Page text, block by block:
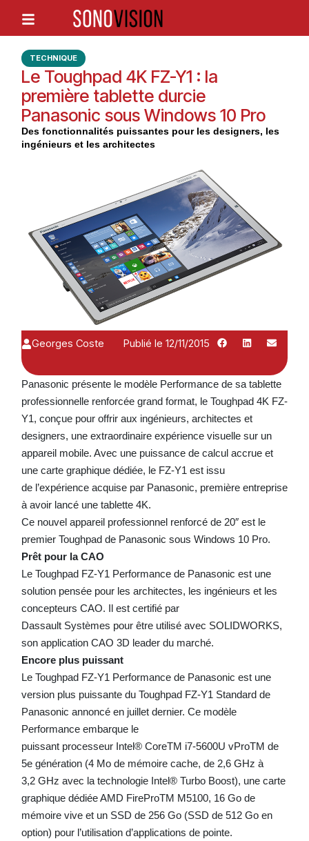
TECHNIQUE
Le Toughpad 4K FZ-Y1 : la
première tablette durcie
Panasonic sous Windows 10 Pro
Des fonctionnalités puissantes pour les designers, les
ingénieurs et les architectes
Georges Coste Publié le 12/11/2015
Panasonic présente le modèle Performance de sa tablette
professionnelle renforcée grand format, le Toughpad 4K FZ-
Y1, conçue pour offrir aux ingénieurs, architectes et
designers, une extraordinaire expérience visuelle sur un
appareil mobile. Avec une puissance de calcul accrue et
une carte graphique dédiée, le FZ-Y1 est issu
de l’expérience acquise par Panasonic, première entreprise
à avoir lancé une tablette 4K.
Ce nouvel appareil professionnel renforcé de 20″ est le
premier Toughpad de Panasonic sous Windows 10 Pro.
Prêt pour la CAO
Le Toughpad FZ-Y1 Performance de Panasonic est une
solution pensée pour les architectes, les ingénieurs et les
concepteurs CAO. Il est certifié par
Dassault Systèmes pour être utilisé avec SOLIDWORKS,
son application CAO 3D leader du marché.
Encore plus puissant
Le Toughpad FZ-Y1 Performance de Panasonic est une
version plus puissante du Toughpad FZ-Y1 Standard de
Panasonic annoncé en juillet dernier. Ce modèle
Performance embarque le
puissant processeur Intel® CoreTM i7-5600U vProTM de
5e génération (4 Mo de mémoire cache, de 2,6 GHz à
3,2 GHz avec la technologie Intel® Turbo Boost), une carte
graphique dédiée AMD FireProTM M5100, 16 Go de
mémoire vive et un SSD de 256 Go (SSD de 512 Go en
option) pour l’utilisation d’applications de pointe.